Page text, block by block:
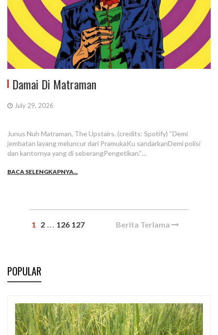
Damai Di Matraman
July 29, 2026
Junus Nuh Matraman, The Upstairs. (credits: Spotify) “Demi
jembatan layang meluncur dari PramukaKu sandarkanDemi polisi
dan kantornya yang di seberangPengetikan.”…
BACA SELENGKAPNYA...
1 2 … 126 127 Berita Terlama
POPULAR